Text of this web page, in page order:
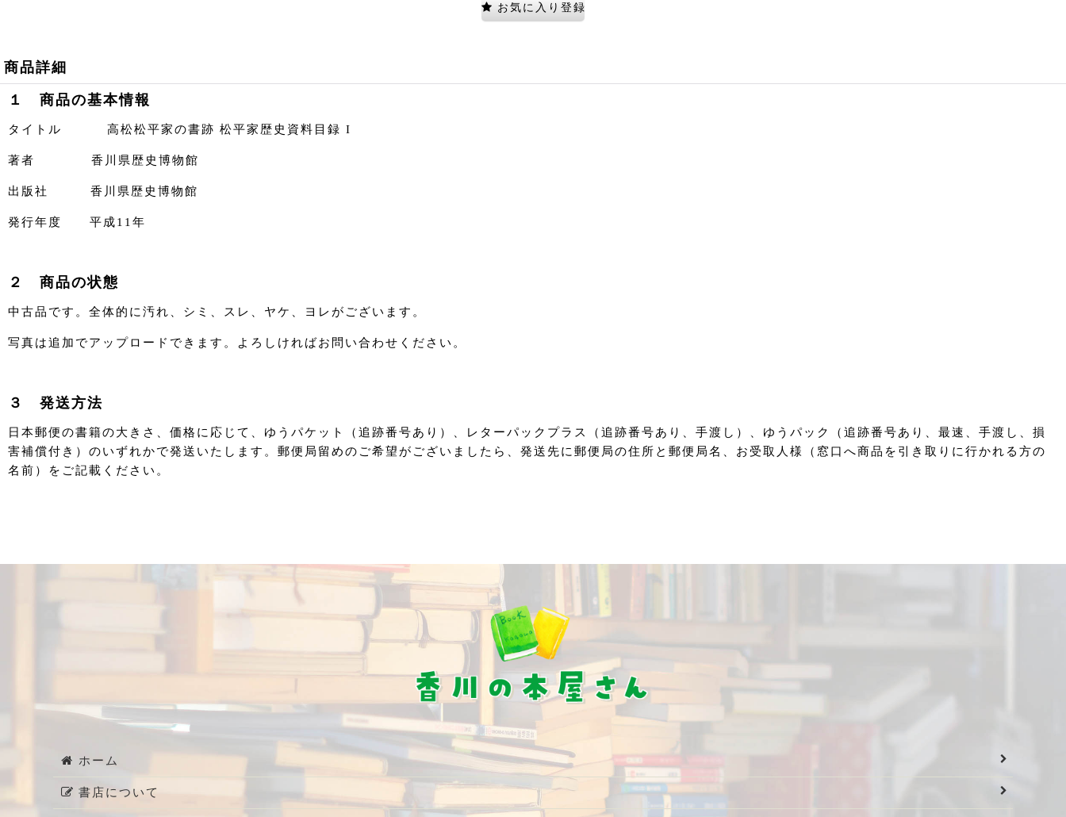
お気に入り登録
商品詳細
１ 商品の基本情報
タイトル 高松松平家の書跡 松平家歴史資料目録 I
著者 香川県歴史博物館
出版社 香川県歴史博物館
発行年度 平成11年
２ 商品の状態
中古品です。全体的に汚れ、シミ、スレ、ヤケ、ヨレがございます。
写真は追加でアップロードできます。よろしければお問い合わせください。
３ 発送方法
日本郵便の書籍の大きさ、価格に応じて、ゆうパケット（追跡番号あり）、レターパックプラス（追跡番号あり、手渡し）、ゆうパック（追跡番号あり、最速、手渡し、損
害補償付き）のいずれかで発送いたします。郵便局留めのご希望がございましたら、発送先に郵便局の住所と郵便局名、お受取人様（窓口へ商品を引き取りに行かれる方の
名前）をご記載ください。
ホーム
書店について